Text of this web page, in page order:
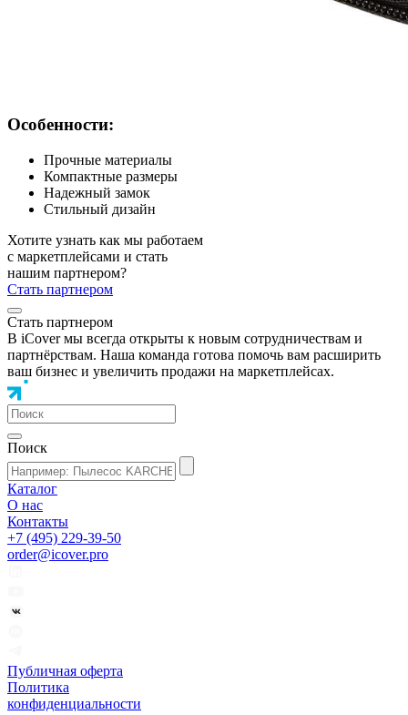
Особенности:
Прочные материалы
Компактные размеры
Надежный замок
Стильный дизайн
Хотите узнать как мы работаем
с маркетплейсами и стать
нашим партнером?
Стать партнером
Стать партнером
В iCover мы всегда открыты к новым сотрудничествам и
партнёрствам. Наша команда готова помочь вам расширить
ваш бизнес и увеличить продажи на маркетплейсах.
Поиск
Каталог
О нас
Контакты
+7 (495) 229-39-50
order@icover.pro
Публичная оферта
Политика
конфиденциальности